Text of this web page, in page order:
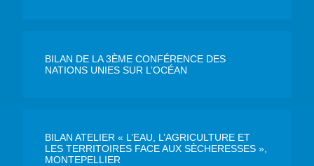
BILAN DE LA 3ÈME CONFÉRENCE DES
NATIONS UNIES SUR L’OCÉAN
BILAN ATELIER « L’EAU, L’AGRICULTURE ET
LES TERRITOIRES FACE AUX SÈCHERESSES »,
MONTEPELLIER